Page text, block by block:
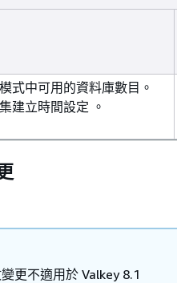
式中可用的資料庫數目。
建立時間設定 。
更不適用於 Valkey 8.1